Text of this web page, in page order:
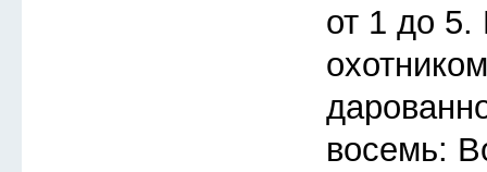
от 1 до
восемь: